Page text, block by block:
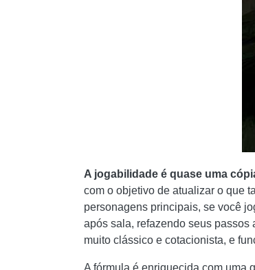
A jogabilidade é quase uma
com o objetivo de atualizar o que
personagens principais, se você
após sala, refazendo seus
muito clássico e cotacionista, e
A fórmula é enriquecida com uma